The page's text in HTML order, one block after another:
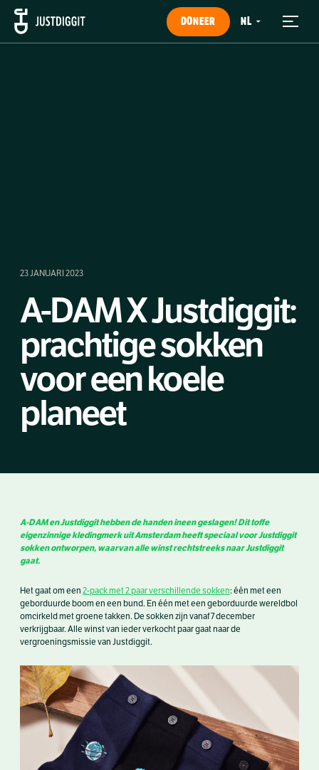
DONEER
23 JANUARI 2023
A-DAM X Justdiggit:
prachtige sokken
voor een koele
planeet
A-DAM en Justdiggit hebben de handen ineen geslagen! Dit toffe
eigenzinnige kledingmerk uit Amsterdam heeft speciaal voor Justdiggit
sokken ontworpen, waarvan alle winst rechtstreeks naar Justdiggit
gaat.
Het gaat om een 2-pack met 2 paar verschillende sokken: één met een
geborduurde boom en een bund. En één met een geborduurde wereldbol
omcirkeld met groene takken. De sokken zijn vanaf 7 december
verkrijgbaar. Alle winst van ieder verkocht paar gaat naar de
vergroeningsmissie van Justdiggit.